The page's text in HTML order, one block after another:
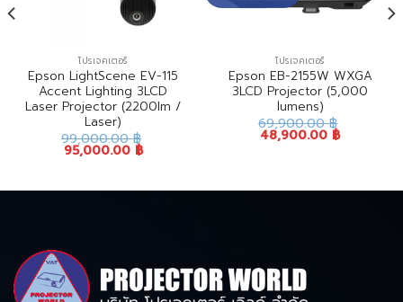
โปรเจคเตอร์
Epson LightScene EV-115
Accent Lighting 3LCD
Laser Projector (2200Im /
Laser)
99,000.00฿
95,000.00 ฿
โปรเจคเตอร์
Epson EB-2155W WXGA
3LCD Projector (5,000
lumens)
69,900.00฿
48,900.00 ฿